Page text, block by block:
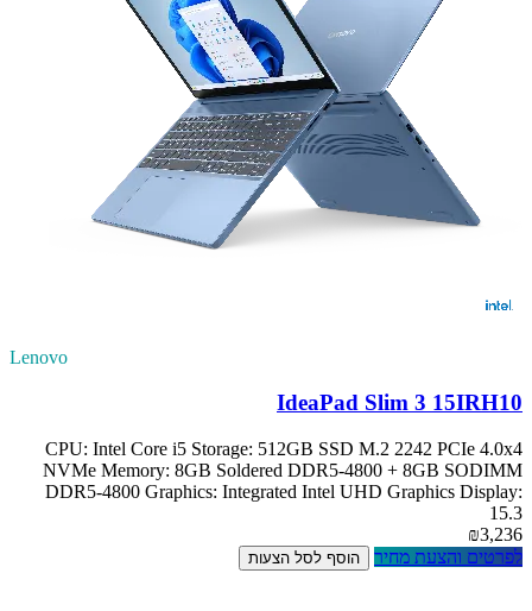
Lenovo
IdeaPad Slim 3 15IRH10
CPU: Intel Core i5 Storage: 512GB SSD M.2 2242 PCIe 4.0x4
NVMe Memory: 8GB Soldered DDR5-4800 + 8GB SODIMM
DDR5-4800 Graphics: Integrated Intel UHD Graphics Display:
15.3
₪3,236
לפרטים והצעת מחיר
הוסף לסל הצעות